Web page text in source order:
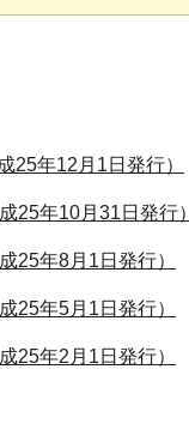
25年12月1日発行）
25年10月31日発行）
25年8月1日発行）
25年5月1日発行）
25年2月1日発行）